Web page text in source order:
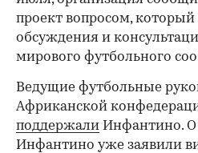
проект вопросом, который
обсуждения и
мирового футбольного
Ведущие футбольные
Африканской
поддержали Инфантино.
Инфантино уже заявили